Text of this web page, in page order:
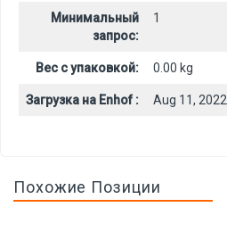
Минимальный
запрос:
1
Вес с упаковкой: 0.00 kg
Загрузка на Enhof : Aug 11, 2022
Похожие Позиции